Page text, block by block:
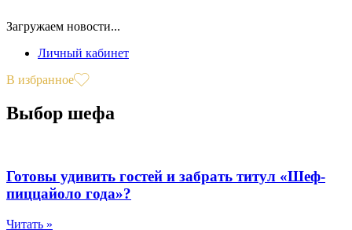
Загружаем новости...
Личный кабинет
В избранное
Выбор шефа
Готовы удивить гостей и забрать титул «Шеф-
пиццайоло года»?
Читать »